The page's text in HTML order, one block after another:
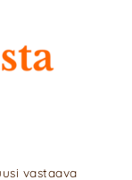
vastaava